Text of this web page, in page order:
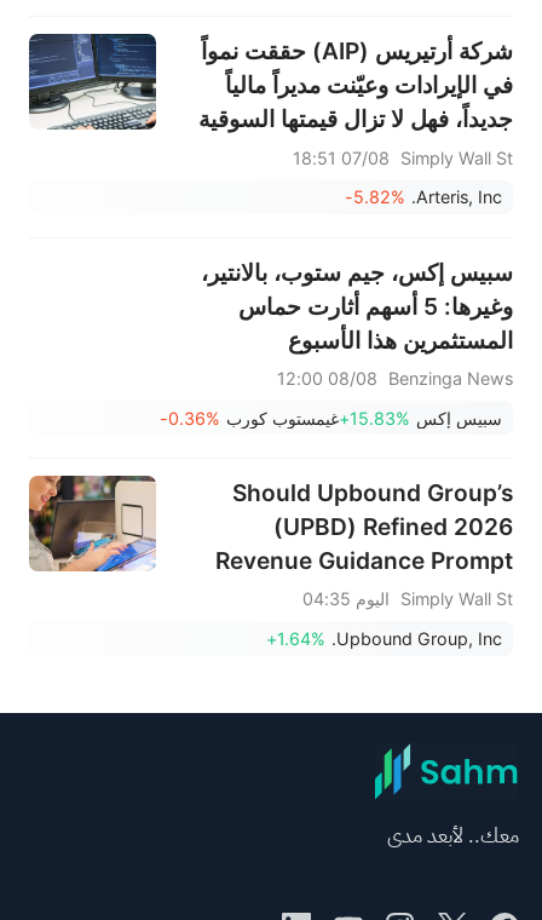
شركة أرتيريس (AIP) حققت نمواً
في الإيرادات وعيّنت مديراً مالياً
جديداً، فهل لا تزال قيمتها السوقية
أقل من قيمتها الحقيقية؟
Simply Wall St
07/08 18:51
Arteris, Inc.
-5.82%
سبيس إكس، جيم ستوب، بالانتير،
وغيرها: 5 أسهم أثارت حماس
المستثمرين هذا الأسبوع
Benzinga News
08/08 12:00
سبيس إكس +15.83%غيمستوب كورب -0.36%
Should Upbound Group’s
(UPBD) Refined 2026
Revenue Guidance Prompt
Portfolio Moves From
Investors?
Simply Wall St
اليوم 04:35
Upbound Group, Inc.
+1.64%
معك.. لأبعد مدى